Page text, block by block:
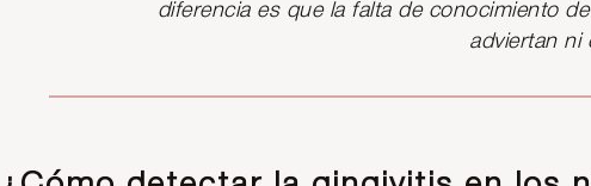
diferencia es que la falta de conocimiento
adviertan ni